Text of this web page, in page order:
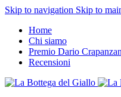
Skip to navigation Skip to
Home
Chi siamo
Premio Dario
Recensioni